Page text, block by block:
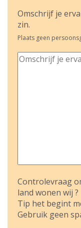
Omschrijf je
zin.
Plaats geen
Controlevraag
land wonen wij ?
Tip het begint
Gebruik geen